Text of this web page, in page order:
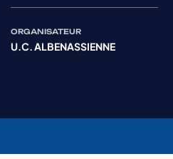
ORGANISATEUR
U.C. ALBENASSIENNE